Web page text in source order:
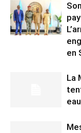
en
La